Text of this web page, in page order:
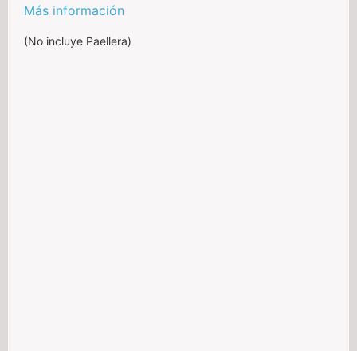
Más información
(No incluye Paellera)